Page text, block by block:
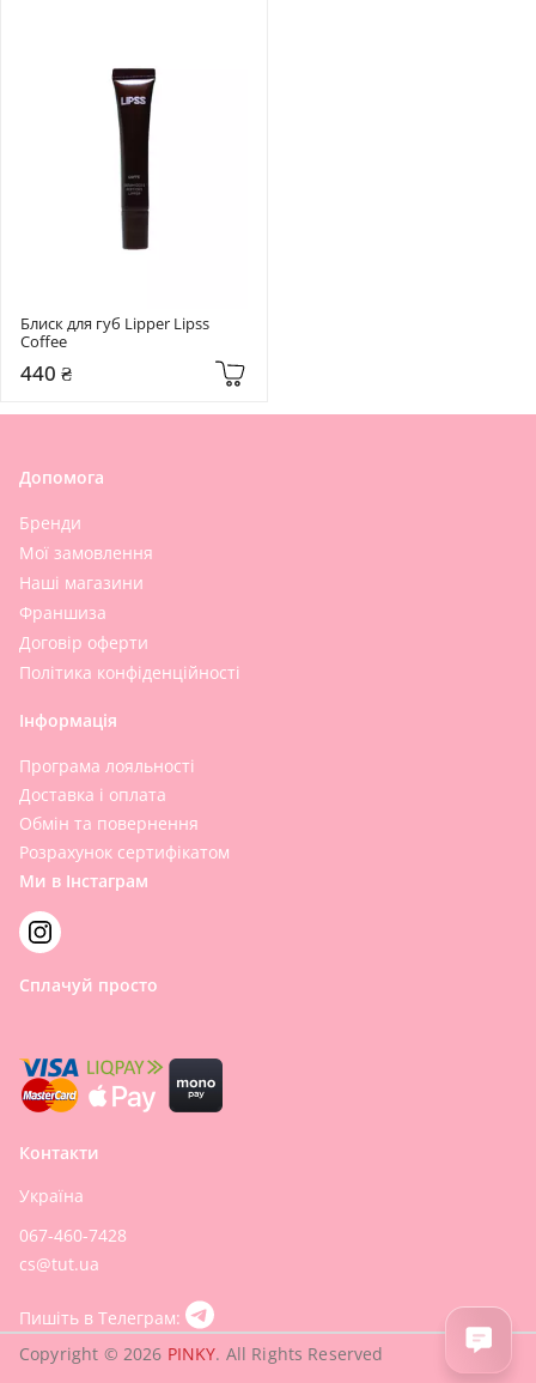
Блиск для губ Lipper Lipss
Coffee
440 ₴
Допомога
Бренди
Мої замовлення
Наші магазини
Франшиза
Договір оферти
Політика конфіденційності
Інформація
Програма лояльності
Доставка і оплата
Обмін та повернення
Розрахунок сертифікатом
Ми в Інстаграм
Сплачуй просто
Контакти
Україна
067-460-7428
cs@tut.ua
Пишіть в Телеграм:
Copyright © 2026 PINKY. All Rights Reserved